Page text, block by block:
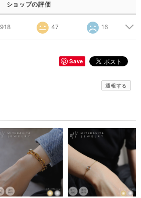
ショップの評価
918 47 16
Save
通報する